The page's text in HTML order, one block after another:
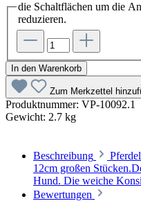
die Schaltflächen um die
reduzieren.
In den Warenkorb
Zum Merkzettel
Produktnummer: VP-10092.1
Gewicht: 2.7 kg
Beschreibung
12cm großen
Hund. Die weiche
Bewertungen